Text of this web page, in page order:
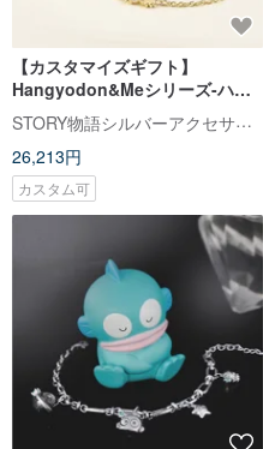
【カスタマイズギフト】
Hangyodon&Meシリーズ-ハン
ギョドン誕生石純銀ブレスレッ
ト
STORY物語シルバーアクセサリー
26,213円
カスタム可